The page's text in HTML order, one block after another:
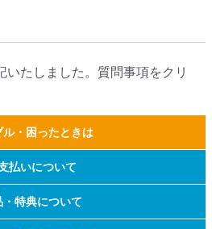
いたしました。質問事項をクリ
ル・困ったときは
払いについて
・特典について